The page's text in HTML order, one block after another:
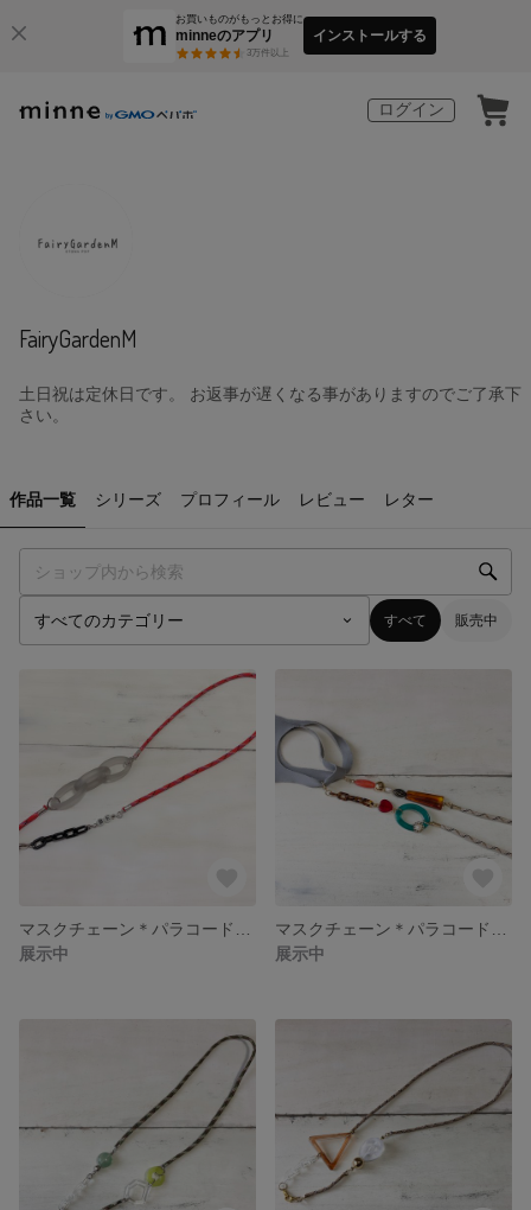
お買いものがもっとお得に
minneのアプリ
3万件以上
インストールする
ログイン
FairyGardenM
土日祝は定休日です。 お返事が遅くなる事がありますのでご了承下
さい。
作品一覧 シリーズ プロフィール レビュー レター
すべて 販売中
展示中
展示中